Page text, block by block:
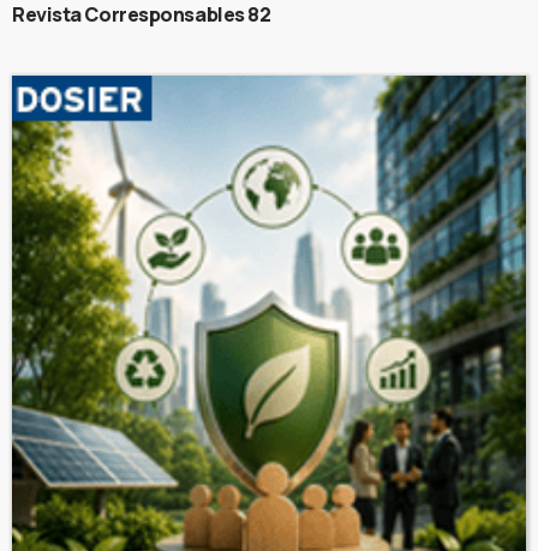
Revista Corresponsables 82